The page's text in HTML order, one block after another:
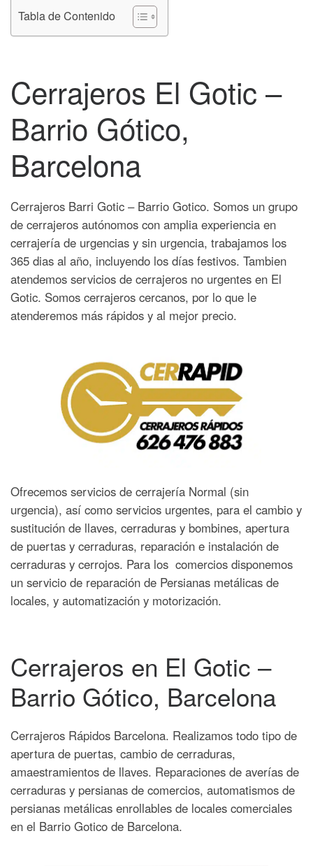
Tabla de Contenido
Cerrajeros El Gotic –
Barrio Gótico,
Barcelona
Cerrajeros Barri Gotic – Barrio Gotico. Somos un grupo
de cerrajeros autónomos con amplia experiencia en
cerrajería de urgencias y sin urgencia, trabajamos los
365 dias al año, incluyendo los días festivos. Tambien
atendemos servicios de cerrajeros no urgentes en El
Gotic. Somos cerrajeros cercanos, por lo que le
atenderemos más rápidos y al mejor precio.
Ofrecemos servicios de cerrajería Normal (sin
urgencia), así como servicios urgentes, para el cambio y
sustitución de llaves, cerraduras y bombines, apertura
de puertas y cerraduras, reparación e instalación de
cerraduras y cerrojos. Para los comercios disponemos
un servicio de reparación de Persianas metálicas de
locales, y automatización y motorización.
Cerrajeros en El Gotic –
Barrio Gótico, Barcelona
Cerrajeros Rápidos Barcelona. Realizamos todo tipo de
apertura de puertas, cambio de cerraduras,
amaestramientos de llaves. Reparaciones de averías de
cerraduras y persianas de comercios, automatismos de
persianas metálicas enrollables de locales comerciales
en el Barrio Gotico de Barcelona.